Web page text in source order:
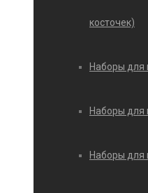
косточек)
Наборы для
Наборы
Наборы для